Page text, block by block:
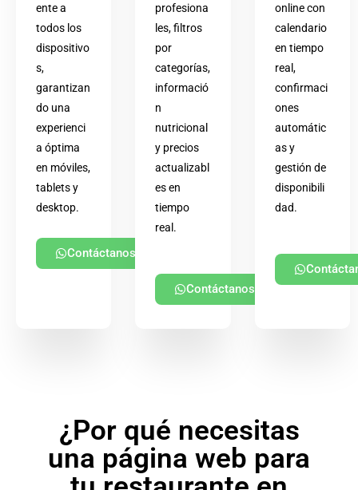
ente a
todos los
dispositivo
s,
garantizan
do una
experienci
a óptima
en móviles,
tablets y
desktop.
Contáctanos
profesiona
les, filtros
por
categorías,
informació
n
nutricional
y precios
actualizabl
es en
tiempo
real.
Contáctanos
online con
calendario
en tiempo
real,
confirmaci
ones
automátic
as y
gestión de
disponibili
dad.
¿Por qué necesitas
una página web para